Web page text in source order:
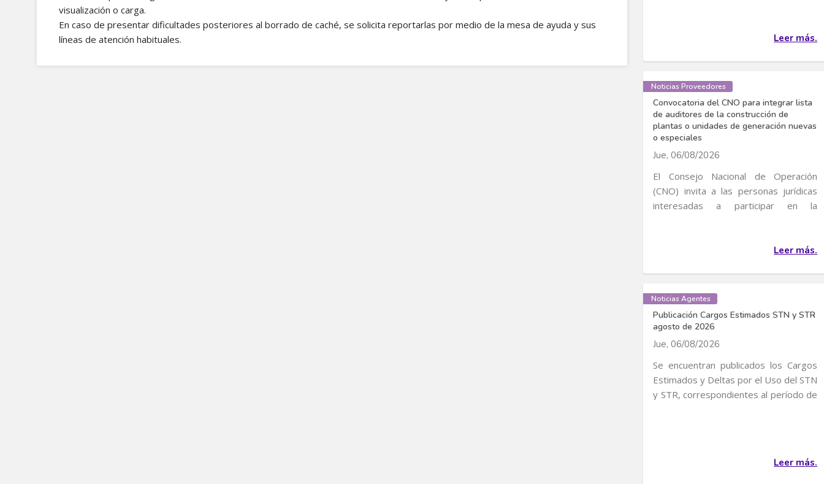
visualización o carga.
En caso de presentar dificultades posteriores al borrado de caché, se solicita reportarlas por medio de la mesa de ayuda y sus
líneas de atención habituales.
Leer más.
Noticias Proveedores
Convocatoria del CNO para integrar lista
de auditores de la construcción de
plantas o unidades de generación nuevas
o especiales
Jue, 06/08/2026
El Consejo Nacional de Operación
(CNO) invita a las personas jurídicas
interesadas a participar en la
Leer más.
Noticias Agentes
Publicación Cargos Estimados STN y STR
agosto de 2026
Jue, 06/08/2026
Se encuentran publicados los Cargos
Estimados y Deltas por el Uso del STN
y STR, correspondientes al período de
Leer más.